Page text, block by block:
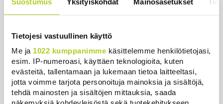
Tietojesi vastuullinen käyttö
Me ja 1022 kumppanimme käsittelemme henkilötietojasi,
esim. IP-numeroasi, käyttäen teknologioita, kuten
evästeitä, tallentamaan ja lukemaan tietoa laitteeltasi,
jotta voimme tarjota personoituja mainoksia ja sisältöjä,
tehdä mainosten ja sisältöjen mittauksia, saada
– Oli isot puheet myös tukien suuntaamisesta entistä
paremmin ruoantuotantoon, kun EU:n lisääntyvät vaateet ja
vähenevä rahoitus on ihan oikeasti vienyt tukipolitiikkaa
tietyllä tavalla väärään suuntaan. Siihen pystyisi puolivälin
tarkistuksessa puuttumaan, Kalmari sanoo.